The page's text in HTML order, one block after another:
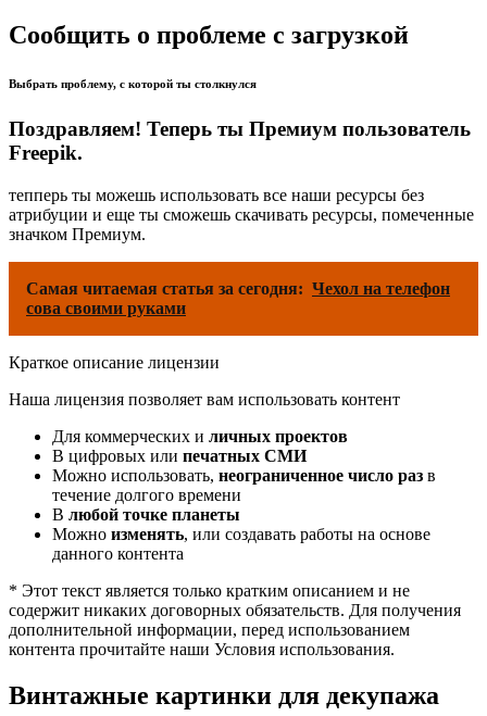
Сообщить о проблеме с загрузкой
Выбрать проблему, с которой ты столкнулся
Поздравляем! Теперь ты Премиум пользователь
Freepik.
тепперь ты можешь использовать все наши ресурсы без
атрибуции и еще ты сможешь скачивать ресурсы, помеченные
значком Премиум.
Самая читаемая статья за сегодня: Чехол на телефон
сова своими руками
Краткое описание лицензии
Наша лицензия позволяет вам использовать контент
Для коммерческих и личных проектов
В цифровых или печатных СМИ
Можно использовать, неограниченное число раз в
течение долгого времени
В любой точке планеты
Можно изменять, или создавать работы на основе
данного контента
* Этот текст является только кратким описанием и не
содержит никаких договорных обязательств. Для получения
дополнительной информации, перед использованием
контента прочитайте наши Условия использования.
Винтажные картинки для декупажа